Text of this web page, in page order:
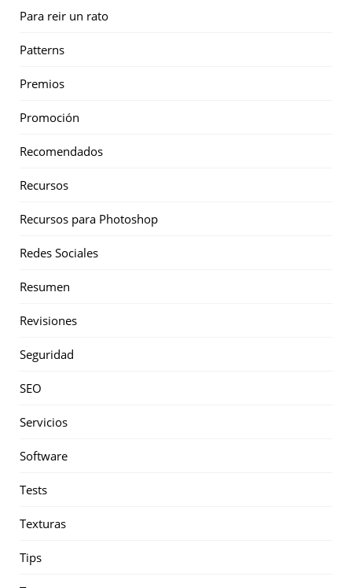
Para reir un rato
Patterns
Premios
Promoción
Recomendados
Recursos
Recursos para Photoshop
Redes Sociales
Resumen
Revisiones
Seguridad
SEO
Servicios
Software
Tests
Texturas
Tips